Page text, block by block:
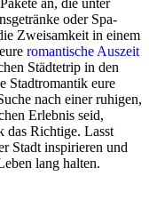
oder Spa-
Zweisamkeit in einem
romantische Auszeit
Städtetrip in den
Stadtromantik eure
nach einer ruhigen,
Erlebnis seid,
das Richtige. Lasst
Stadt inspirieren und
lang halten.